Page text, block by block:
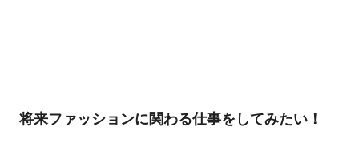
将来ファッションに関わる仕事をしてみたい！